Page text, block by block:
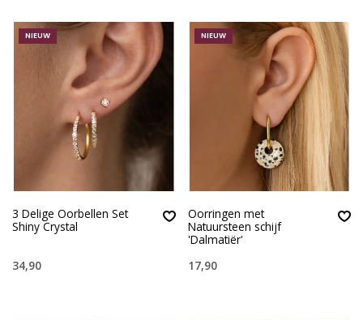
NIEUW
3 Delige Oorbellen Set
Shiny Crystal
34,90
NIEUW
Oorringen met
Natuursteen schijf
'Dalmatiër'
17,90